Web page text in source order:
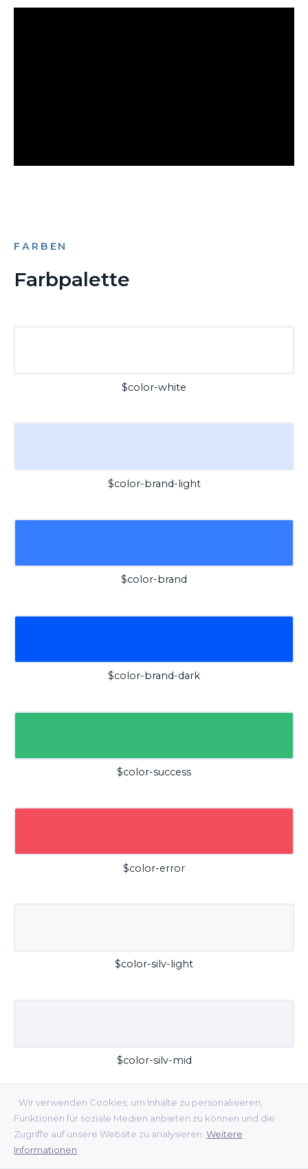
Wir verwenden Cookies, um Inhalte zu personalisieren,
Funktionen für soziale Medien anbieten zu können und die
Zugriffe auf unsere Website zu analysieren. Weitere
Informationen
FARBEN
Farbpalette
$color-white
$color-brand-light
$color-brand
$color-brand-dark
$color-success
$color-error
$color-silv-light
$color-silv-mid